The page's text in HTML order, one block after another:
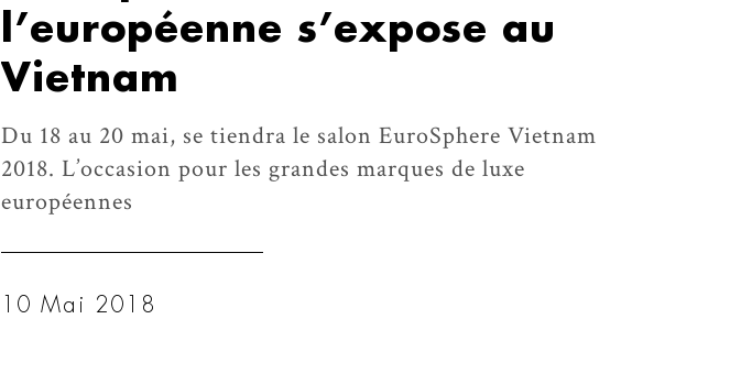
l’européenne s’expose au
Vietnam
Du 18 au 20 mai, se tiendra le salon EuroSphere Vietnam
2018. L’occasion pour les grandes marques de luxe
européennes
10 Mai 2018